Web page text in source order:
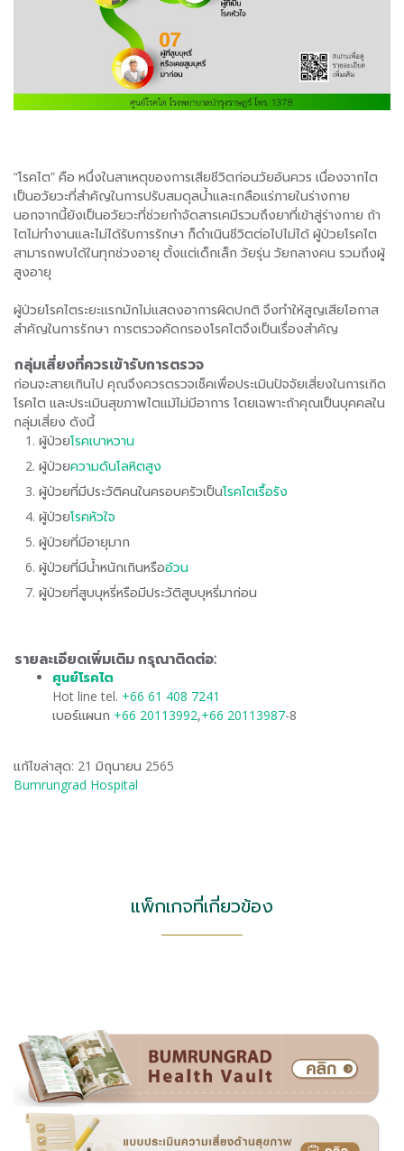
“โรคไต” คือ หนึ่งในสาเหตุของการเสียชีวิตก่อนวัยอันควร เนื่องจากไต
เป็นอวัยวะที่สำคัญในการปรับสมดุลน้ำและเกลือแร่ภายในร่างกาย
นอกจากนี้ยังเป็นอวัยวะที่ช่วยกำจัดสารเคมีรวมถึงยาที่เข้าสู่ร่างกาย ถ้า
ไตไม่ทำงานและไม่ได้รับการรักษา ก็ดำเนินชีวิตต่อไปไม่ได้ ผู้ป่วยโรคไต
สามารถพบได้ในทุกช่วงอายุ ตั้งแต่เด็กเล็ก วัยรุ่น วัยกลางคน รวมถึงผู้
สูงอายุ
ผู้ป่วยโรคไตระยะแรกมักไม่แสดงอาการผิดปกติ จึงทำให้สูญเสียโอกาส
สำคัญในการรักษา การตรวจคัดกรองโรคไตจึงเป็นเรื่องสำคัญ
กลุ่มเสี่ยงที่ควรเข้ารับการตรวจ
ก่อนจะสายเกินไป คุณจึงควรตรวจเช็คเพื่อประเมินปัจจัยเสี่ยงในการเกิด
โรคไต และประเมินสุขภาพไตแม้ไม่มีอาการ โดยเฉพาะถ้าคุณเป็นบุคคลใน
กลุ่มเสี่ยง ดังนี้
ผู้ป่วยโรคเบาหวาน
ผู้ป่วยความดันโลหิตสูง
ผู้ป่วยที่มีประวัติคนในครอบครัวเป็นโรคไตเรื้อรัง
ผู้ป่วยโรคหัวใจ
ผู้ป่วยที่มีอายุมาก
ผู้ป่วยที่มีน้ำหนักเกินหรืออ้วน
ผู้ป่วยที่สูบบุหรี่หรือมีประวัติสูบบุหรี่มาก่อน
รายละเอียดเพิ่มเติม กรุณาติดต่อ:
ศูนย์โรคไต
Hot line tel. +66 61 408 7241
เบอร์แผนก +66 20113992,+66 20113987-8
แก้ไขล่าสุด: 21 มิถุนายน 2565
Bumrungrad Hospital
แพ็กเกจที่เกี่ยวข้อง